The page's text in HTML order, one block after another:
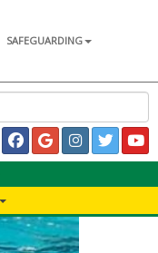
SAFEGUARDING